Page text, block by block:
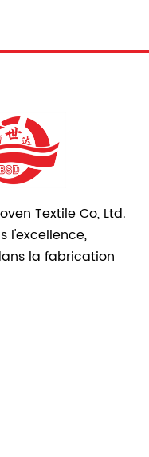
Textile Co, Ltd.
l'excellence,
la fabrication